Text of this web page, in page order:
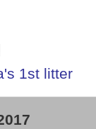
1st litter